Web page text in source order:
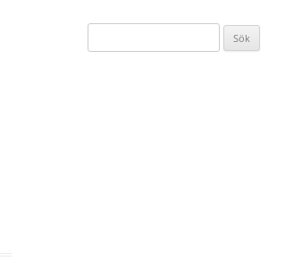
efter: